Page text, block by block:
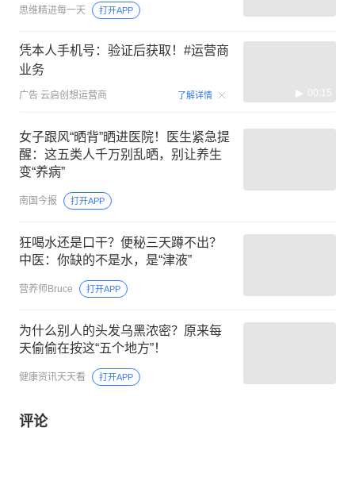
思维精进每一天 打开APP
凭本人手机号：验证后获取！#运营商
业务
广告 云启创想运营商 了解详情 00:15
女子跟风“晒背”晒进医院！医生紧急提
醒：这五类人千万别乱晒，别让养生
变“养病”
南国今报 打开APP
狂喝水还是口干？便秘三天蹲不出？
中医：你缺的不是水，是“津液”
营养师Bruce 打开APP
为什么别人的头发乌黑浓密？原来每
天偷偷在按这“五个地方”！
健康资讯天天看 打开APP
评论